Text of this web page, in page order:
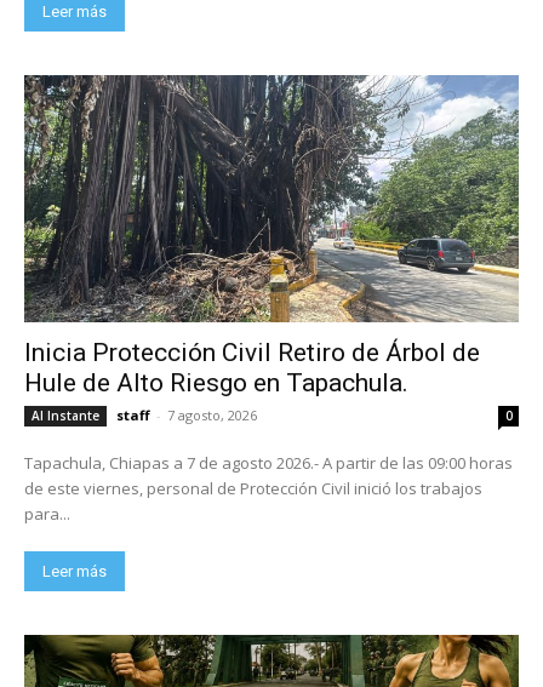
Leer más
Inicia Protección Civil Retiro de Árbol de
Hule de Alto Riesgo en Tapachula.
Al Instante staff - 7 agosto, 2026 0
Tapachula, Chiapas a 7 de agosto 2026.- A partir de las 09:00 horas
de este viernes, personal de Protección Civil inició los trabajos
para...
Leer más